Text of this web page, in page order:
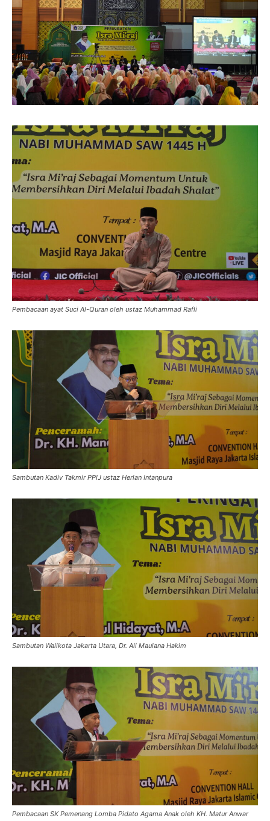
Pembacaan ayat Suci Al-Quran oleh ustaz Muhammad Rafli
Sambutan Kadiv Takmir PPIJ ustaz Herlan Intanpura
Sambutan Walikota Jakarta Utara, Dr. Ali Maulana Hakim
Pembacaan SK Pemenang Lomba Pidato Agama Anak oleh KH. Matur Anwar